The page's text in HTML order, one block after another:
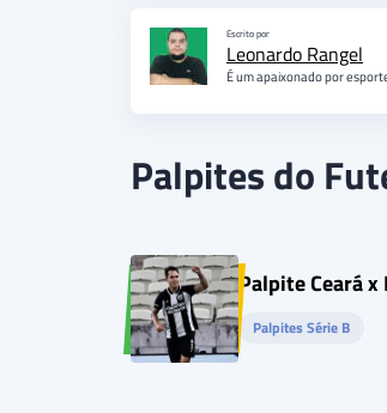
Escrito por
Leonardo Rangel
É um apaixonado por
Palpites do
Palpite Ceará
Palpites Série B